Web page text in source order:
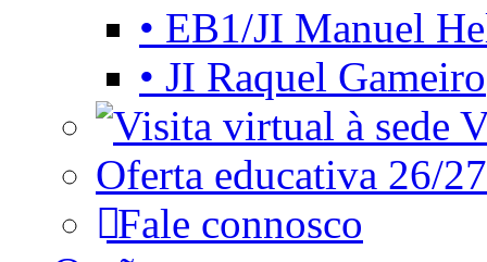
• EB1/JI Manuel
• JI Raquel Gameiro
Oferta educativa 26/27
Fale connosco